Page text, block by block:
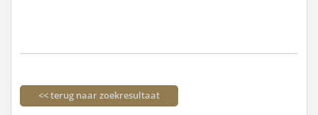
<< terug naar zoekresultaat